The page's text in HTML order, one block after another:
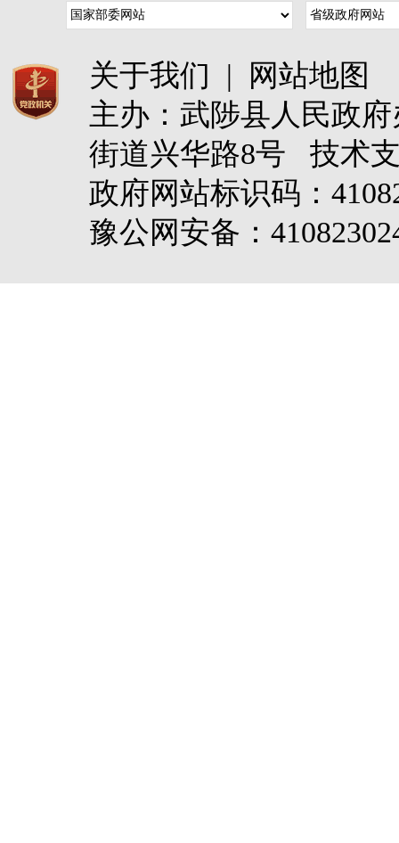
关于我们 |
网站地图
主办：武陟县人民政
街道兴华路8号 技术
政府网站标识码：
豫公网安备：